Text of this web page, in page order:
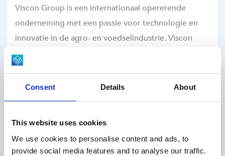
Consent Details About
This website uses cookies
We use cookies to personalise content and ads, to
provide social media features and to analyse our traffic.
Viscon Group is een internationaal opererende
onderneming met een passie voor technologie en
innovatie in de agro- en voedselindustrie. Viscon
ondersteunt klanten over de hele wereld bij het
ontwerpen, bouwen en automatiseren van complete
productiesystemen. Denk hierbij aan geavanceerde
sorteer- en verpakkingslijnen, maar ook aan slimme,
efficiënte en duurzame productie.
Wat maakt Viscon Uniek?